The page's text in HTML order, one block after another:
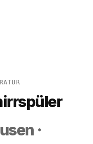
·